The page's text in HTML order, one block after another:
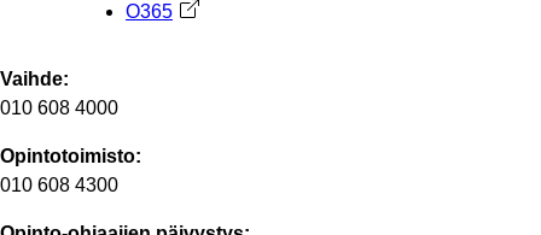
O365 Avautuu uuteen välilehteen
Vaihde:
010 608 4000
Opintotoimisto:
010 608 4300